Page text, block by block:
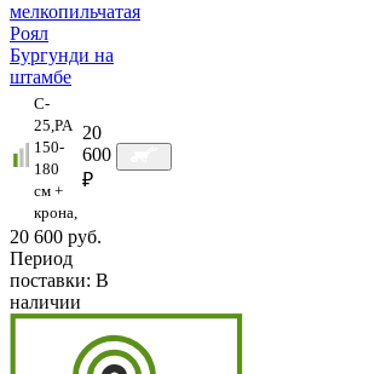
мелкопильчатая
Роял
Бургунди на
штамбе
C-
25,PA
150-
180
см +
крона,
20
600
₽
20 600 руб.
Период
поставки: В
наличии